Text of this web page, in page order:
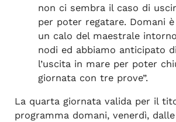
non ci sembra il caso di
per poter regatare. Domani
un calo del maestrale
nodi ed abbiamo anticipato di
l’uscita in mare per poter
giornata con tre prove”.
La quarta giornata valida per il
programma domani, venerdì, dalle